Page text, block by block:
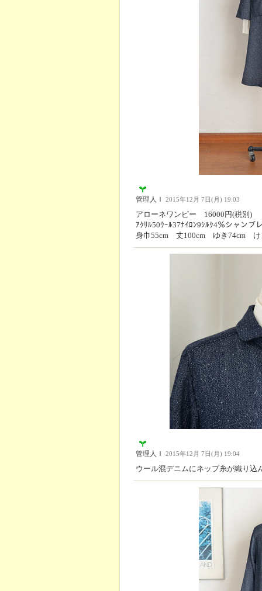
管理人Ｉ 2015年12月 7日(月) 19:03
アローネワンピー 16000円(税別)
ｱｸﾘﾙ50ｳｰﾙ37ﾅｲﾛﾝ9ｼﾙｸ4％シャン
身巾55cm 丈100cm ゆき74cm け
管理人Ｉ 2015年12月 7日(月) 19:04
ウール混デニムにネップ糸が織り込